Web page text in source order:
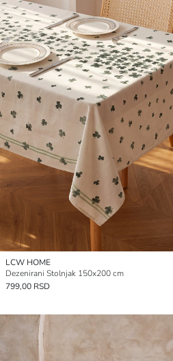
LCW HOME
Dezenirani Stolnjak 150x200 cm
799,00 RSD